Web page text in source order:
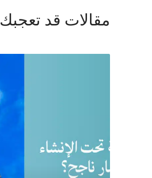
مقالات قد تعجبك